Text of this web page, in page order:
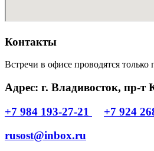
Контакты
Встречи в офисе проводятся
Адрес: г. Владивосток, пр-т
+7 984 193-27-21
+7 924
rusost@inbox.ru